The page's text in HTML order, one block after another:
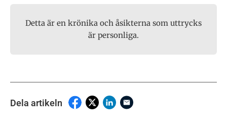
Detta är en krönika och åsikterna som uttrycks
är personliga.
Dela artikeln